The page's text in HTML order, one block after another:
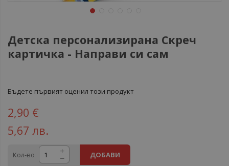
Детска персонализирана Скреч
картичка - Направи си сам
Бъдете първият оценил този продукт
2,90 €
5,67 лв.
Кол-во ДОБАВИ